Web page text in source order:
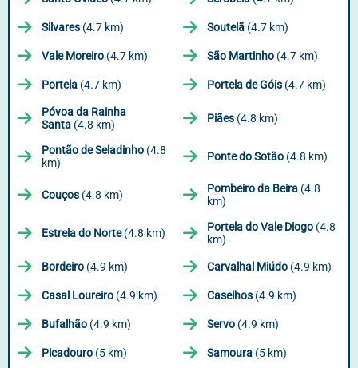
Silvares (4.7 km) Soutelã (4.7 km)
Vale Moreiro (4.7 km) São Martinho (4.7 km)
Portela (4.7 km) Portela de Góis (4.7 km)
Póvoa da Rainha
Santa (4.8 km) Piães (4.8 km)
Pontão de Seladinho (4.8
km)
Ponte do Sotão (4.8 km)
Couços (4.8 km) Pombeiro da Beira (4.8
km)
Estrela do Norte(4.8 km) Portela do Vale Diogo (4.8
km)
Bordeiro (4.9 km) Carvalhal Miúdo (4.9 km)
Casal Loureiro (4.9 km) Caselhos (4.9 km)
Bufalhão (4.9 km) Servo (4.9 km)
Picadouro (5 km) Samoura (5 km)